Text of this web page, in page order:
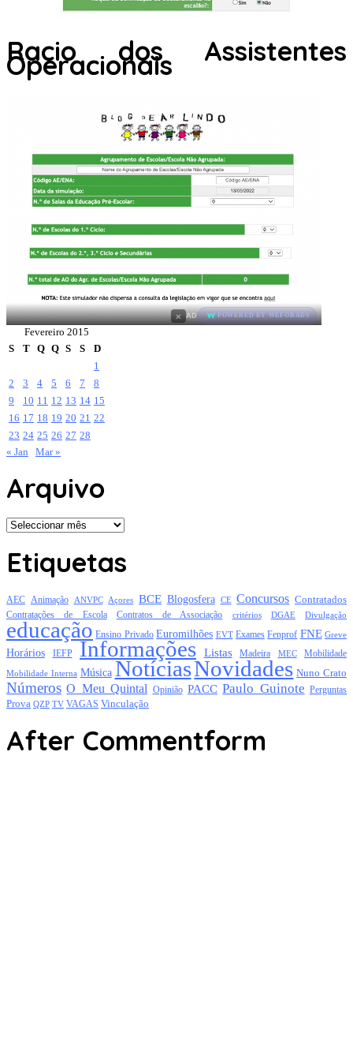
Racio dos Assistentes
Operacionais
× AD POWERED BY WEFORADS
Fevereiro 2015
S
T Q Q S S
D
1
2
3 4 5 6 7
8
9
10 11 12 13 14 15
16 17 18 19 20 21 22
23 24 25 26 27 28
« Jan
Mar »
Arquivo
Arquivo
Etiquetas
AEC Animação ANVPC Açores BCE Blogosfera CE Concursos Contratados
Contratações de Escola Contratos de Associação critérios DGAE Divulgação
educação Ensino Privado Euromilhões EVT Exames Fenprof FNE Greve
Horários IEFP Informações Listas Madeira MEC Mobilidade
Mobilidade Interna Música NotíciasNovidades Nuno Crato
Números O Meu Quintal Opinião PACC Paulo Guinote Perguntas
Prova QZP TV VAGAS Vinculação
After Commentform